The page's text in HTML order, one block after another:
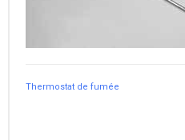
Thermostat de fumée